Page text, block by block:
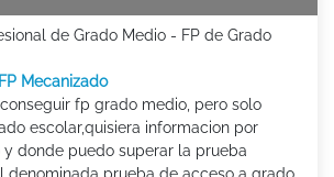
de Grado Medio - FP de Grado
Mecanizado
fp grado medio, pero solo
escolar,quisiera informacion por
donde puedo superar la prueba
denominada prueba de acceso a grado